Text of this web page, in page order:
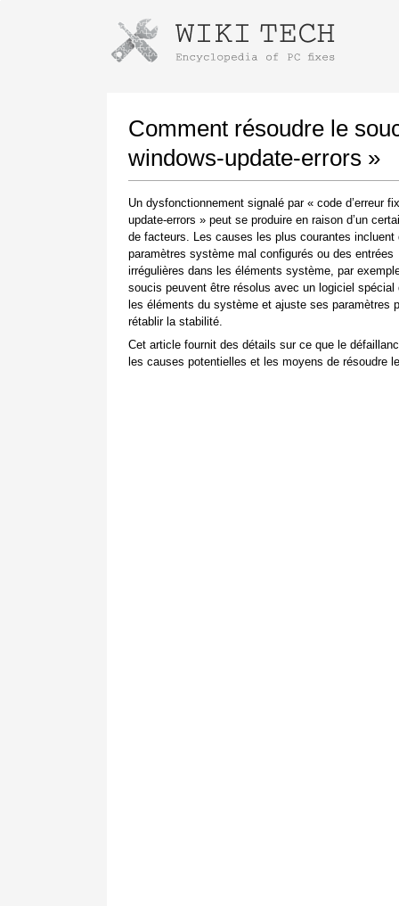
Comment résoudre le
windows-update-errors »
Un dysfonctionnement signalé par « code d’erreur
update-errors » peut se produire en raison d’un
de facteurs. Les causes les plus courantes incluent
paramètres système mal configurés ou des entrées
irrégulières dans les éléments système, par
soucis peuvent être résolus avec un logiciel spécial
les éléments du système et ajuste ses paramètres
rétablir la stabilité.
Cet article fournit des détails sur ce que le
les causes potentielles et les moyens de résoudre
Instructions pour télécharger avec
Une fois le téléchargement terminé, cliquez sur
le lien du fichier téléchargé